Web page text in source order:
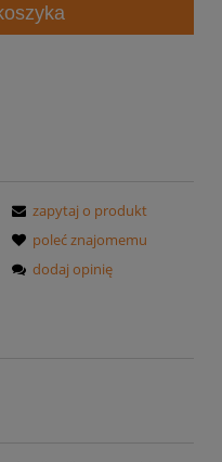
zapytaj o produkt
poleć znajomemu
dodaj opinię